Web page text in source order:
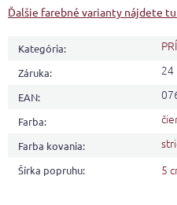
Ďalšie farebné varianty nájdete
Kategória:
Záruka: 24
EAN:
Farba:
Farba kovania:
Šírka popruhu: 5